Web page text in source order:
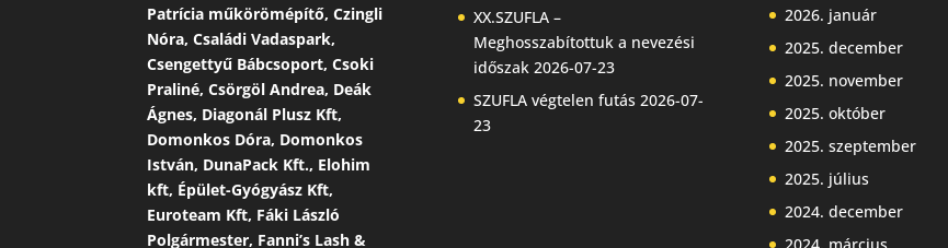
Patrícia műkörömépítő, Czingli
Nóra, Családi Vadaspark,
Csengettyű Bábcsoport, Csoki
Praliné, Csörgöl Andrea, Deák
Ágnes, Diagonál Plusz Kft,
Domonkos Dóra, Domonkos
István, DunaPack Kft., Elohim
kft, Épület-Gyógyász Kft,
Euroteam Kft, Fáki László
Polgármester, Fanni’s Lash &
XX.SZUFLA –
Meghosszabítottuk a nevezési
időszak 2026-07-23
SZUFLA végtelen futás 2026-07-
23
2026. január
2025. december
2025. november
2025. október
2025. szeptember
2025. július
2024. december